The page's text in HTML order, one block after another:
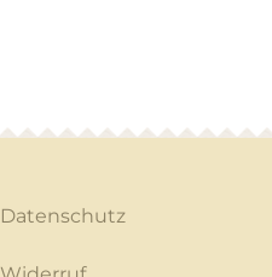
Datenschutz